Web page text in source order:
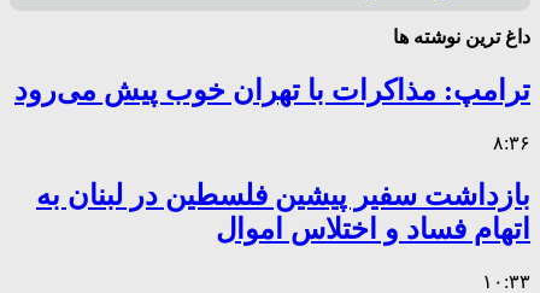
داغ ترین نوشته ها
ترامپ: مذاکرات با تهران خوب پیش می‌رود
۸:۳۶
بازداشت سفیر پیشین فلسطین در لبنان به
اتهام فساد و اختلاس اموال
۱۰:۳۳